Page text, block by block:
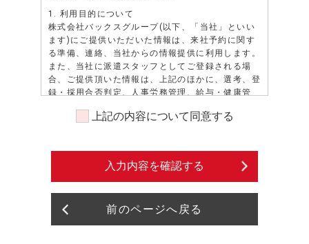
1. 利用目的について
株式会社バックスグループ(以下、「当社」といい
ます)にご提供いただいた情報は、来社予約に関す
る準備、連絡、当社からの情報提供に利用します。
また、当社に派遣スタッフとしてご登録される場
合、ご提供頂いた情報は、上記のほかに、選考、登
録・採用合否判定、人事労務管理、給与・健康管
遣先になろうとする者、又は紹介先若しくは紹介先
負・委託注文主への各種申請・報告等、当社の各種
情報（福利厚生、教育研修等）、資料の送付、提
供、その他、派遣業務、紹介業務管理等、及びこれ
評価情報については人事労務管理、及びこれに準ず
る目的に利用します。また、当社に派遣スタッフと
上記の内容について同意する
入力内容を確認する
前のページへ戻る